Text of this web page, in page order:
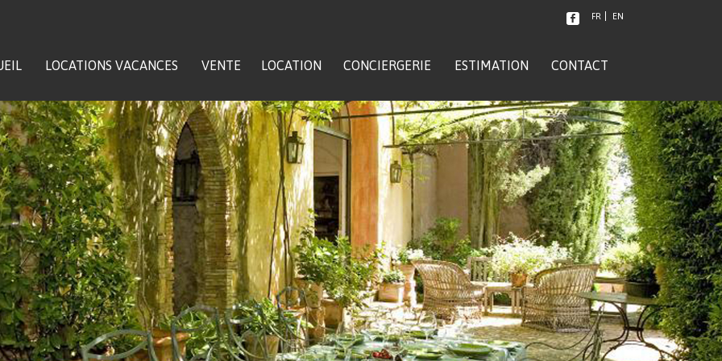
FR EN
LOCATIONS VACANCES VENTE LOCATION CONCIERGERIE ESTIMATION CONTACT